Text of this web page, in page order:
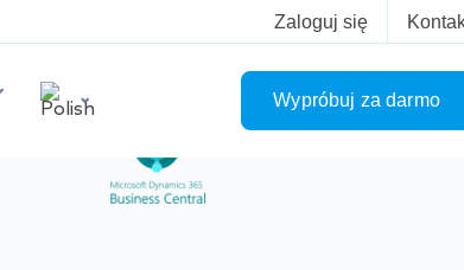
Zaloguj się
Wypróbuj za darmo